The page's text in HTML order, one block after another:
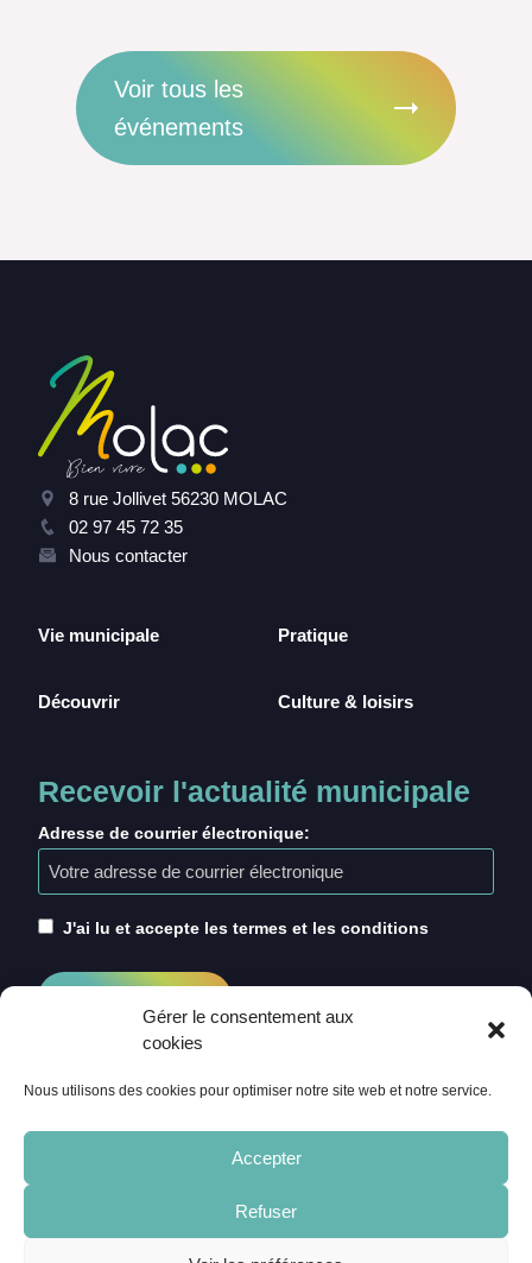
Gérer le consentement aux
cookies
Nous utilisons des cookies pour optimiser notre site web et notre service.
Accepter
Refuser
Voir tous les
événements
8 rue Jollivet 56230 MOLAC
02 97 45 72 35
Nous contacter
Vie municipale
Découvrir
Pratique
Culture & loisirs
Recevoir l'actualité municipale
Adresse de courrier électronique:
J'ai lu et accepte les termes et les conditions
CRÉDITS